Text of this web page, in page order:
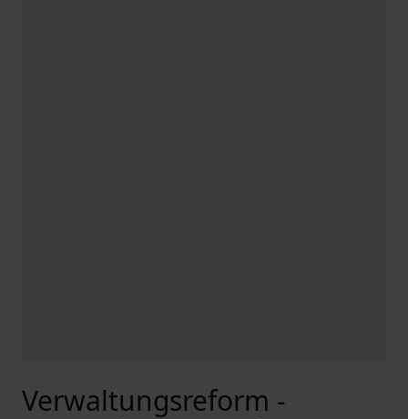
Verwaltungsreform -